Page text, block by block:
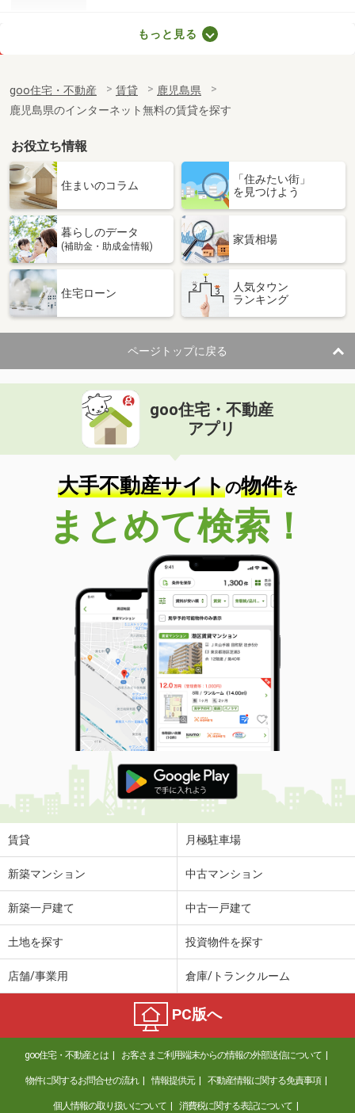
鹿児島県薩摩川内市宮内町
専有面積
28.02m²
間取り
1K
鹿児島県薩摩川内市中郷４
価 格
4.20万円
鹿児島県薩摩川内市中郷４
専有面積 23.61m²
間取り
鹿児島県薩摩川内市大王町
住 所
鹿児島県薩摩川内市大王町
専有面積 23.61m²
間取り
1K
鹿児島県薩摩川内市御陵下町
価 格
住 所
鹿児島県薩摩川内市御陵下町
専有面積 24m²
間取り
1K
鹿児島県薩摩川内市宮崎町
価 格
4.70万円
鹿児島県薩摩川内市宮崎町
31.32m²
間取り
1LDK
鹿児島県薩摩川内市大王町
価 格
4.50万円
住 所
鹿児島県薩摩川内市大王町
専有面積 28.02m²
間取り
1K
鹿児島県霧島市隼人町真孝
価 格
5.50万円
住 所
鹿児島県霧島市隼人町真孝
専有面積
鹿児島県鹿児島市田上台１
6.70万円
鹿児島県薩摩川内市西開聞町
4.70万円
住 所
鹿児島県薩摩川内市西開聞町
専有面積 28.02m²
間取り
1K
鹿児島県薩摩川内市西開聞町
もっと見る
goo住宅・不動産 賃貸
鹿児島県
鹿児島県のインターネット無料の賃貸を探す
お役立ち情報
住まいのコラム
「住みたい街」
を見つけよう
暮らしのデータ
(補助金・助成金情報)
家賃相場
住宅ローン
人気タウン
ランキング
ページトップに戻る
goo住宅・不動産
アプリ
大手不動産サイトの物件を
まとめて検索！
賃貸 月極駐車場
新築マンション 中古マンション
新築一戸建て 中古一戸建て
土地を探す 投資物件を探す
店舗/事業用 倉庫/トランクルーム
PC版へ
goo住宅・不動産とは お客さまご利用端末からの情報の外部送信について
物件に関するお問合せの流れ 情報提供元 不動産情報に関する免責事項
個人情報の取り扱いについて 消費税に関する表記について